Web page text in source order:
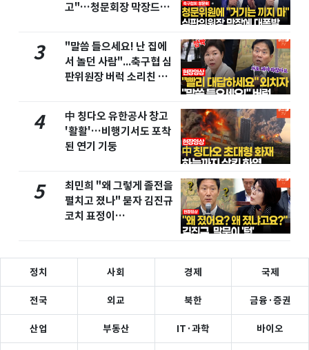
고"…청문회장 막장드라
3
"말씀 들으세요! 난 집에
서 놀던 사람"...축구협 심
판위원장 버럭 소리친 이
4
中 칭다오 유한공사 창고
'활활'…비행기서도 포착
된 연기 기둥
5
최민희 "왜 그렇게 졸전을
펼치고 졌나" 묻자 김진규
코치 표정이…
정치 사회 경제 국제
전국 외교 북한 금융·증권
산업 부동산 IT·과학 바이오